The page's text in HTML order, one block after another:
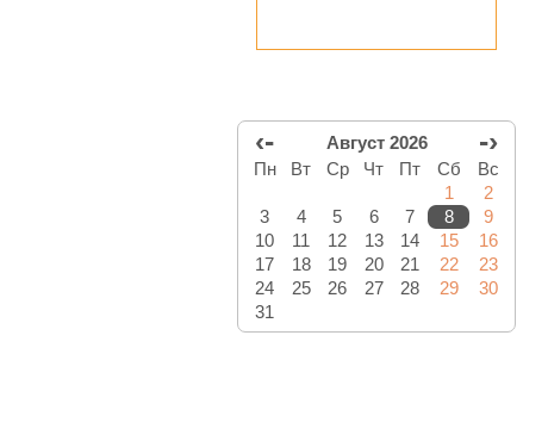
‹- Август 2026 -›
Пн Вт Ср Чт Пт Сб
Вс
1
2
3
4 5 6 7 8
9
10
11 12 13 14 15
16
17
18 19 20 21 22
23
24
25 26 27 28 29
30
31